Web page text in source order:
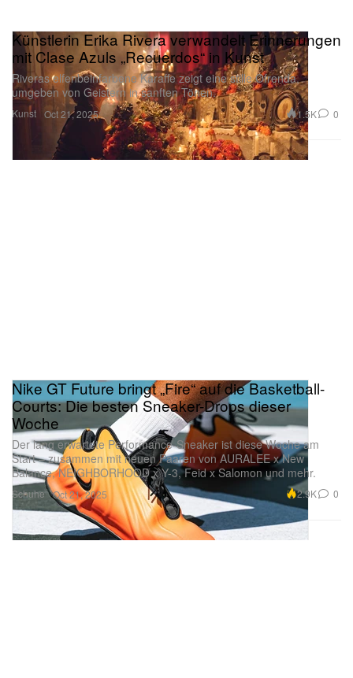
Kunst
Künstlerin Erika Rivera verwandelt Erinnerungen
mit Clase Azuls „Recuerdos“ in Kunst
Riveras elfenbeinfarbene Karaffe zeigt eine stille Ofrenda,
umgeben von Geistern in sanften Tönen.
Oct 21, 2025 1.5K 0
Schuhe
Nike GT Future bringt „Fire“ auf die Basketball-
Courts: Die besten Sneaker-Drops dieser
Woche
Der lang erwartete Performance-Sneaker ist diese Woche am
Start – zusammen mit neuen Paaren von AURALEE x New
Balance, NEIGHBORHOOD x Y-3, Feid x Salomon und mehr.
Oct 21, 2025 2.9K 0